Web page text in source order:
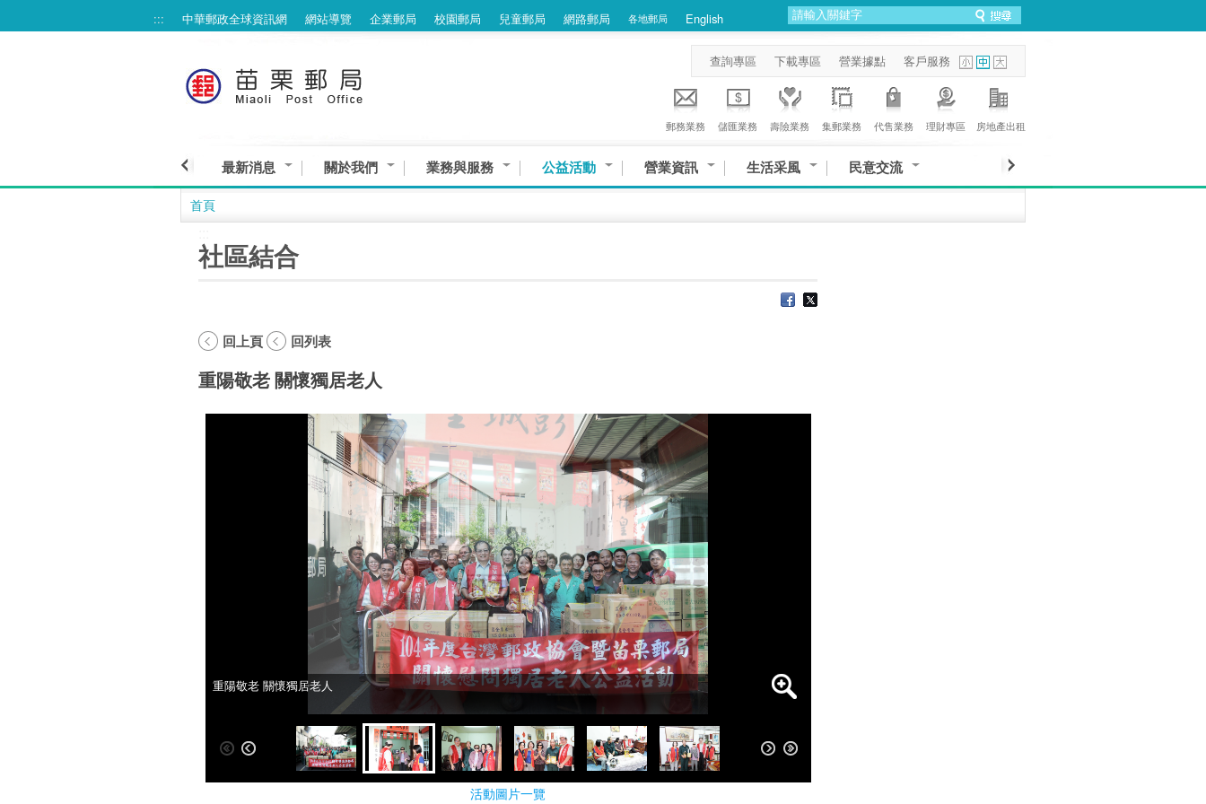
::: 中華郵政全球資訊網 網站導覽 企業郵局 校園郵局 兒童郵局 網路郵局 各地郵局 English
查詢專區 下載專區 營業據點 客戶服務
郵務業務 儲匯業務 壽險業務 集郵業務 代售業務 理財專區 房地產出租
最新消息 關於我們 業務與服務 公益活動 營業資訊 生活采風 民意交流
首頁
社區結合
回上頁 回列表
重陽敬老 關懷獨居老人
重陽敬老 關懷獨居老人
重陽敬老 關懷獨居老人
活動圖片一覽